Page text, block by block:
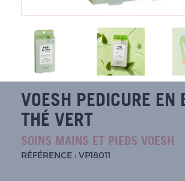
VOESH PEDICURE EN
THÉ VERT
SOINS MAINS ET PIEDS VOESH
RÉFÉRENCE : VP18011